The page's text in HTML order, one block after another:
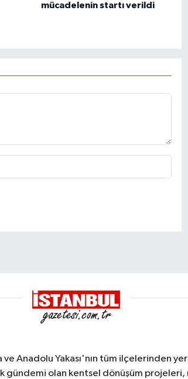
mücadelenin startı verildi
Anadolu Yakası'nın tüm ilçelerinden
olan kentsel dönüşüm projeleri,